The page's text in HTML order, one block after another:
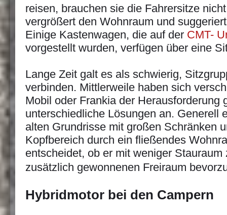
reisen, brauchen sie die Fahrersitze
vergrößert den Wohnraum und
Einige Kastenwagen, die auf der CMT-
vorgestellt wurden, verfügen über eine
Lange Zeit galt es als schwierig,
verbinden. Mittlerweile haben sich
Mobil oder Frankia der Herausforderung
unterschiedliche Lösungen an. Generell
alten Grundrisse mit großen Schränken
Kopfbereich durch ein fließendes
entscheidet, ob er mit weniger
zusätzlich gewonnenen Freiraum
Hybridmotor bei den Campern